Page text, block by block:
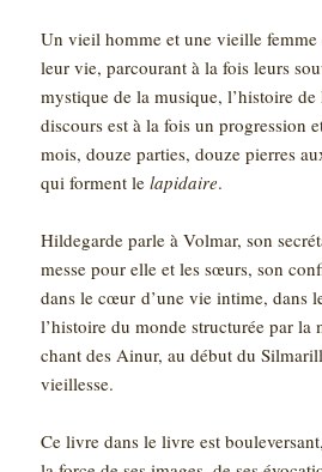
Un vieil homme et une vieille femme
leur vie, parcourant à la fois leurs
mystique de la musique, l’histoire
discours est à la fois un progression
mois, douze parties, douze pierres
qui forment lelapidaire.
Hildegarde parle à Volmar, son
messe pour elle et les sœurs, son
dans le cœur d’une vie intime, dans
l’histoire du monde structurée par la
chant des Ainur, au début du
vieillesse.
Ce livre dans le livre est